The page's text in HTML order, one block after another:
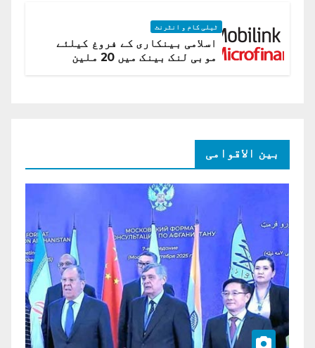
ٹیلی کام و انٹرنٹ
اسلامی بینکاری کے فروغ کیلئے
موبی لنک بینک میں 20 ملین
بین الاقوامی